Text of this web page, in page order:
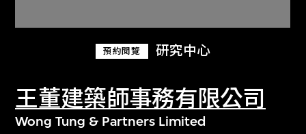
預約閱覽 研究中心
王董建築師事務有限公司
Wong Tung & Partners Limited
關於M+藏品
探索世界頂級的二十及二十一世紀視覺
文化藏品。